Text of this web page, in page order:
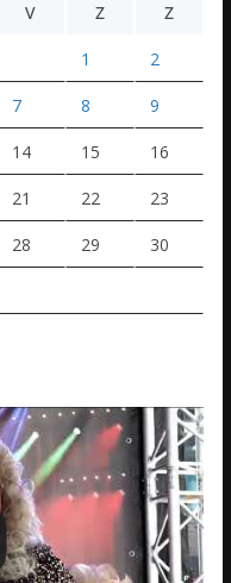
V Z Z
1 2
7 8 9
14 15 16
21 22 23
28 29 30